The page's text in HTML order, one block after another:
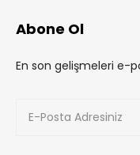
Abone Ol
En son gelişmeleri e-